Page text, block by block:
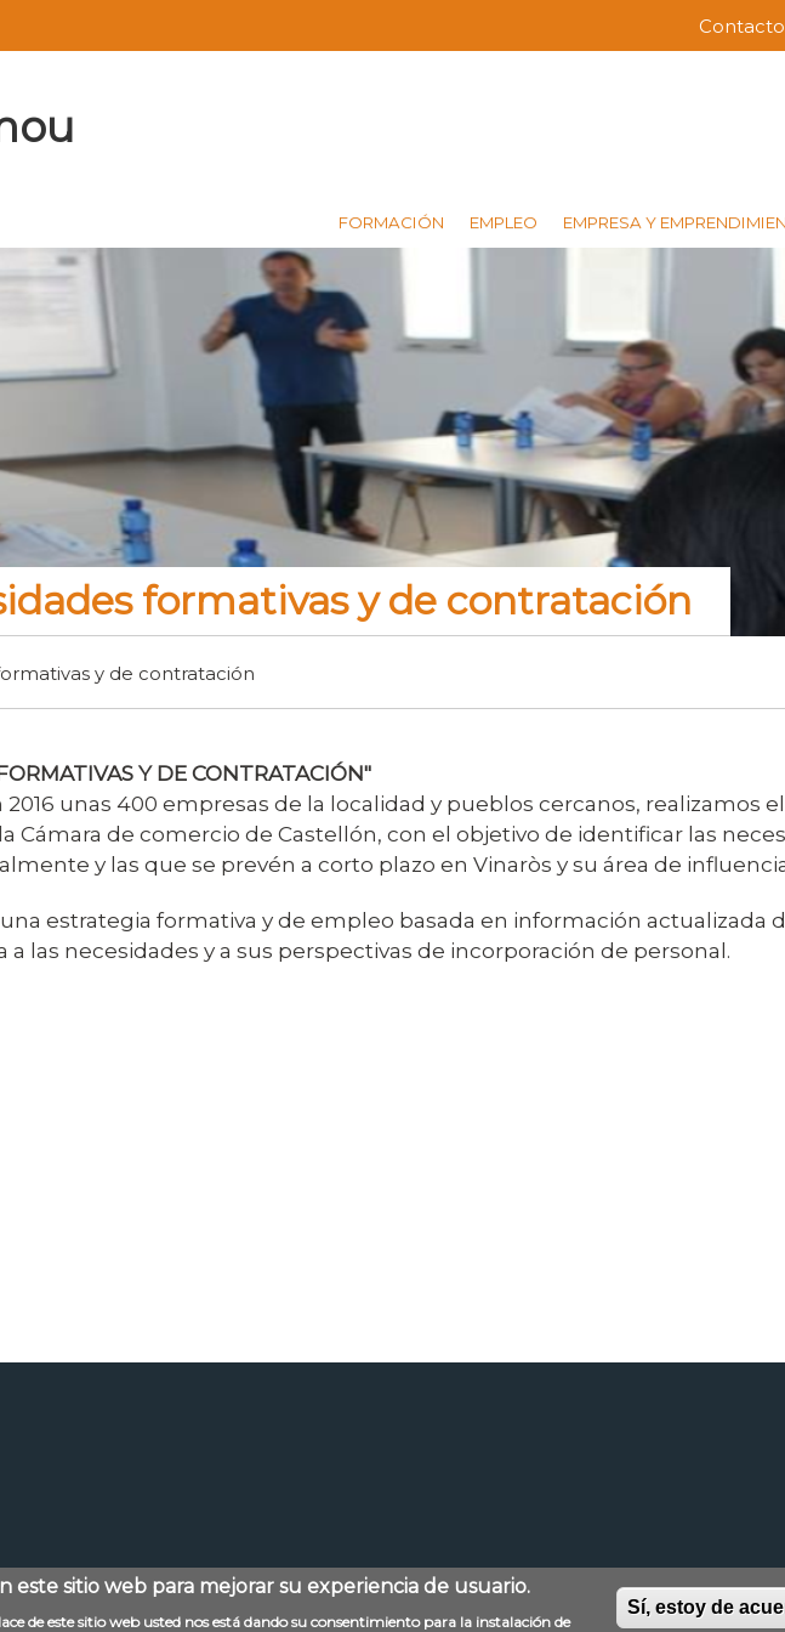
al
Menú
Contacto
FORMACIÓN EMPLEO EMPRESA Y
formativas y de contratación
y de contratación
Y DE CONTRATACIÓN"
unas 400 empresas de la localidad y pueblos cercanos, realizamos
Cámara de comercio de Castellón, con el objetivo de identificar las
y las que se prevén a corto plazo en Vinaròs y su área de
estrategia formativa y de empleo basada en información actualizada
a las necesidades y a sus perspectivas de incorporación de personal.
Contacto Aviso legal Mapa web Política de privacidad
este sitio web para mejorar su experiencia de usuario.
de este sitio web usted nos está dando su consentimiento para la instalación de
Sí, estoy de